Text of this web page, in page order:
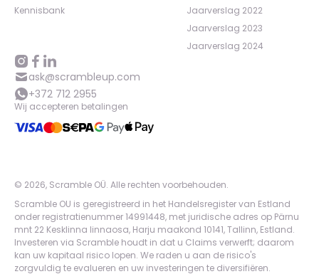
Kennisbank
Jaarverslag 2022
Jaarverslag 2023
Jaarverslag 2024
ask@scrambleup.com
+372 712 2955
Wij accepteren betalingen
© 2026, Scramble OÜ. Alle rechten voorbehouden.
Scramble OU is geregistreerd in het Handelsregister van Estland
onder registratienummer 14991448, met juridische adres op Pärnu
mnt 22 Kesklinna linnaosa, Harju maakond 10141, Tallinn, Estland.
Investeren via Scramble houdt in dat u Claims verwerft; daarom
kan uw kapitaal risico lopen. We raden u aan de risico's
zorgvuldig te evalueren en uw investeringen te diversifiëren.